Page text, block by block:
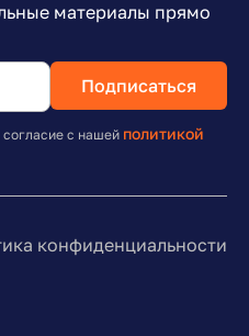
материалы прямо
Подписаться
с нашей политикой
конфиденциальности